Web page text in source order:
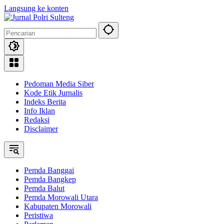
Langsung ke konten
Pedoman Media Siber
Kode Etik Jurnalis
Indeks Berita
Info Iklan
Redaksi
Disclaimer
Pemda Banggai
Pemda Bangkep
Pemda Balut
Pemda Morowali Utara
Kabupaten Morowali
Peristiwa